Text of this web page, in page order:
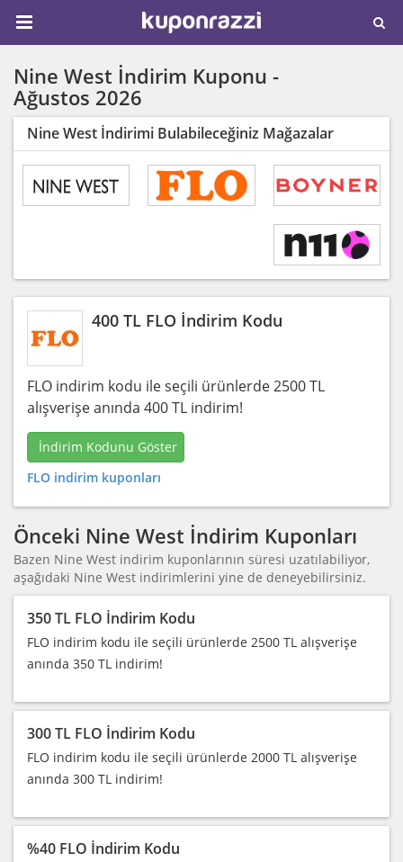
Nine West İndirim Kuponu -
Ağustos 2026
Nine West İndirimi Bulabileceğiniz Mağazalar
400 TL FLO İndirim Kodu
FLO indirim kodu ile seçili ürünlerde 2500 TL
alışverişe anında 400 TL indirim!
İndirim Kodunu Göster
FLO indirim kuponları
Önceki Nine West İndirim Kuponları
Bazen Nine West indirim kuponlarının süresi uzatılabiliyor,
aşağıdaki Nine West indirimlerini yine de deneyebilirsiniz.
350 TL FLO İndirim Kodu
FLO indirim kodu ile seçili ürünlerde 2500 TL alışverişe
anında 350 TL indirim!
300 TL FLO İndirim Kodu
FLO indirim kodu ile seçili ürünlerde 2000 TL alışverişe
anında 300 TL indirim!
%40 FLO İndirim Kodu